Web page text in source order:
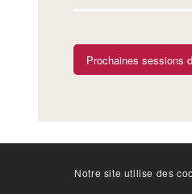
Prochaines sessions
Notre site utilise des